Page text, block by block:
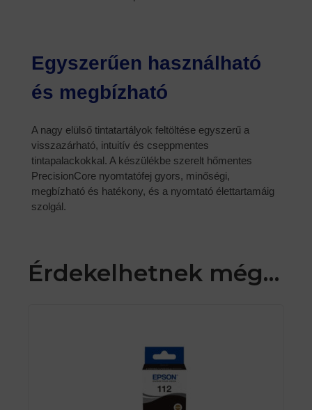
Egyszerűen használható
és megbízható
A nagy elülső tintatartályok feltöltése egyszerű a
visszazárható, intuitív és cseppmentes
tintapalackokkal. A készülékbe szerelt hőmentes
PrecisionCore nyomtatófej gyors, minőségi,
megbízható és hatékony, és a nyomtató élettartamáig
szolgál.
Érdekelhetnek még…